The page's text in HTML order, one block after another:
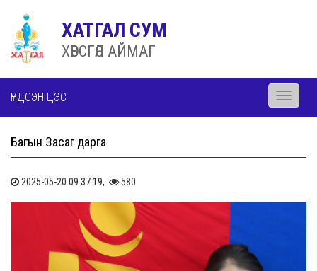
ХАТГАЛ СУМ
ХӨВСГӨЛ АЙМАГ
ҮНДСЭН ЦЭС
Toggle
Багын Засаг дарга
2025-05-20 09:37:19, 580